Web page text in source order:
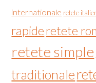
internationale retete
rapideretete
retete simple
traditionale